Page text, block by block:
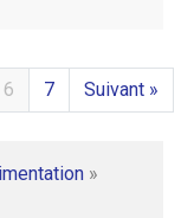
6 7 Suivant »
»